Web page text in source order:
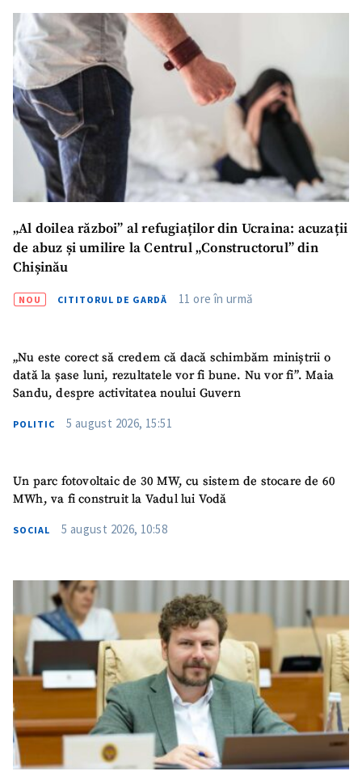
„Al doilea război” al refugiaților din Ucraina: acuzații
de abuz și umilire la Centrul „Constructorul” din
Chișinău
NOU CITITORUL DE GARDĂ 11 ore în urmă
„Nu este corect să credem că dacă schimbăm miniștrii o
dată la șase luni, rezultatele vor fi bune. Nu vor fi”. Maia
Sandu, despre activitatea noului Guvern
POLITIC 5 august 2026, 15:51
Un parc fotovoltaic de 30 MW, cu sistem de stocare de 60
MWh, va fi construit la Vadul lui Vodă
SOCIAL 5 august 2026, 10:58
TRIMITE ȘTIREA